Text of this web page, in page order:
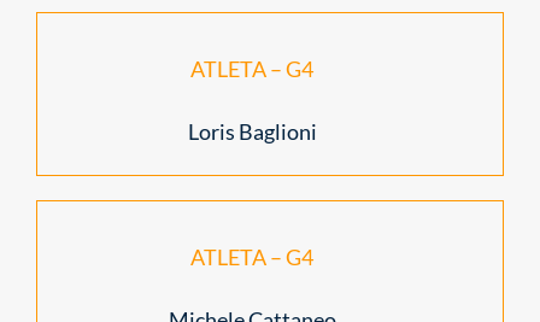
ATLETA – G4
Loris Baglioni
ATLETA – G4